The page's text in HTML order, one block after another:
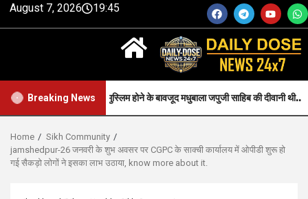
August 7, 2026 19:45
Breaking News
जन्म से मुस्लिम होने के बावजूद मधुबाला जपुजी साहिब की दीवानी थी..
Home
Sikh Community
jamshedpur-26 जनवरी के शुभ अवसर पर CGPC के साक्ची कार्यालय में ओपीडी शुरू हो
गई सैकड़ो लोगों ने इसका लाभ उठाया, know more about it.